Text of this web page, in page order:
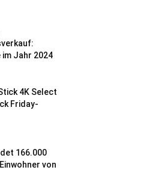
Jahr 2024
4K Select
Friday-
166.000
von